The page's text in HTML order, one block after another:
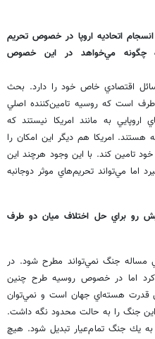
اتحاديه اروپا در خصوص تحريم
چگونه مي‌خواهد در اين خصوص
اقتصادي خاص خود را دارد. بحث
است كه روسيه تامين‌كننده اصلي
اروپايي به مانند امريكا نيستند كه
هستند. امريكا هم ديگر اين امكان را
خود تامين كند. با اين وجود هرچند اين
اما مي‌تواند تحريم‌هاي موثر دوجانبه
رو براي حل اختلاف ميان دو طرف
مساله جنگ نمي‌تواند مطرح شود. در
اما در خصوص روسيه طرح چنين
قدرت هسته‌اي جهان است و نمي‌توان
جنگ را به حالت محدود نگه داشت.
يك جنگ تمام‌عيار تبديل شود. هيچ